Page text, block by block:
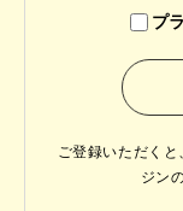
プ
ご登録いただくと
ジン